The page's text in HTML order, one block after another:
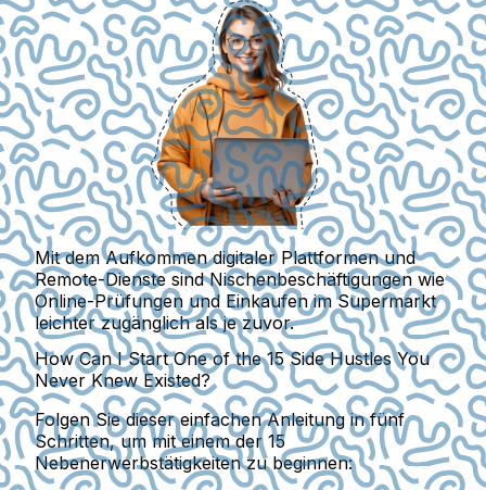
Mit dem Aufkommen digitaler Plattformen und
Remote-Dienste sind Nischenbeschäftigungen wie
Online-Prüfungen und Einkaufen im Supermarkt
leichter zugänglich als je zuvor.
How Can I Start One of the 15 Side Hustles You
Never Knew Existed?
Folgen Sie dieser einfachen Anleitung in fünf
Schritten, um mit einem der 15
Nebenerwerbstätigkeiten zu beginnen: